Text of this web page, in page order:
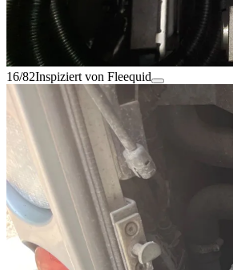
16/82Inspiziert von Fleequid